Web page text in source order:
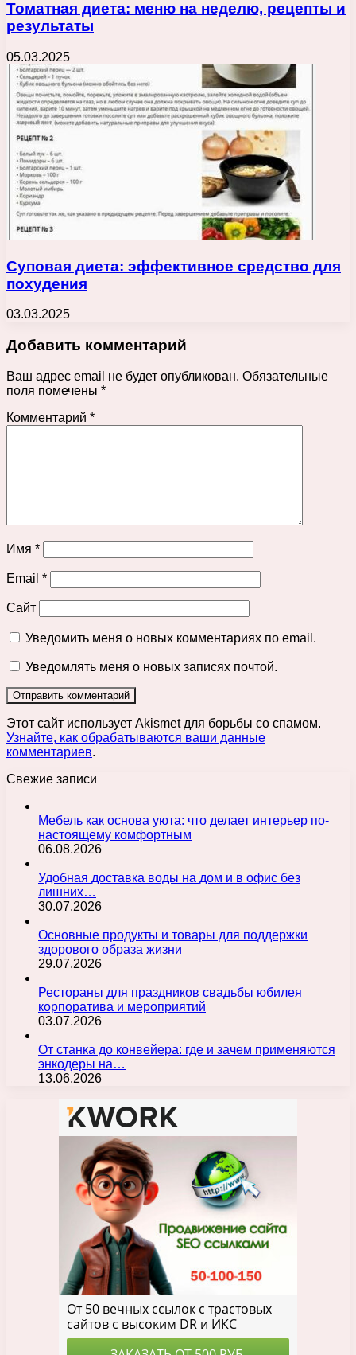
Томатная диета: меню на неделю, рецепты и
результаты
05.03.2025
Суповая диета: эффективное средство для
похудения
03.03.2025
Добавить комментарий
Ваш адрес email не будет опубликован. Обязательные
поля помечены *
Комментарий *
Имя *
Email *
Сайт
Уведомить меня о новых комментариях по email.
Уведомлять меня о новых записях почтой.
Этот сайт использует Akismet для борьбы со спамом.
Узнайте, как обрабатываются ваши данные
комментариев.
Свежие записи
Мебель как основа уюта: что делает интерьер по-
настоящему комфортным
06.08.2026
Удобная доставка воды на дом и в офис без
лишних…
30.07.2026
Основные продукты и товары для поддержки
здорового образа жизни
29.07.2026
Рестораны для праздников свадьбы юбилея
корпоратива и мероприятий
03.07.2026
От станка до конвейера: где и зачем применяются
энкодеры на…
13.06.2026